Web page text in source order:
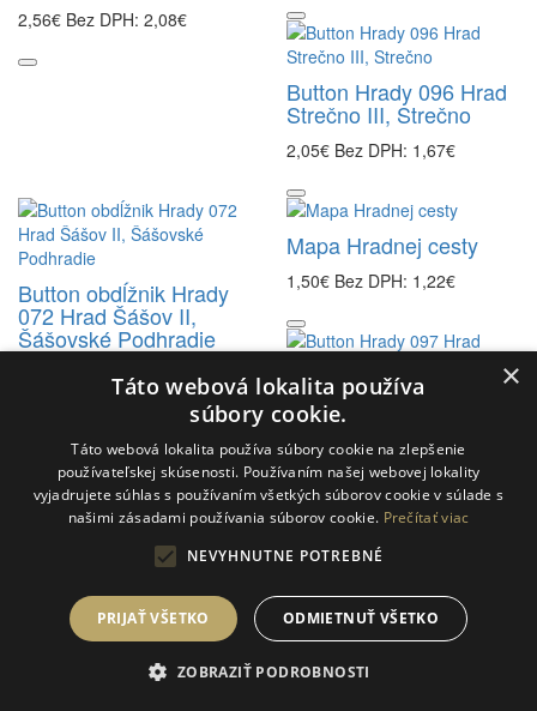
2,56€ Bez DPH: 2,08€
Button Hrady 096 Hrad
Strečno III, Strečno
2,05€ Bez DPH: 1,67€
Button obdĺžnik Hrady
072 Hrad Šášov II,
Šášovské Podhradie
Bez DPH: 2,08€
Mapa Hradnej cesty
1,50€ Bez DPH: 1,22€
Button Hrady 097 Hrad
Strečno IV, Strečno
2,05€Bez DPH: 1,67€
Button Hrady 098
Starhrad, Varín
Bez DPH: 1,67€
Button obdĺžnik Hrady
002 Hrad Banská
Bystrica, Banská
Bystrica
×
Táto webová lokalita používa
súbory cookie.
Táto webová lokalita používa súbory cookie na zlepšenie
používateľskej skúsenosti. Používaním našej webovej lokality
vyjadrujete súhlas s používaním všetkých súborov cookie v súlade s
našimi zásadami používania súborov cookie. Prečítať viac
NEVYHNUTNE POTREBNÉ
PRIJAŤ VŠETKO ODMIETNUŤ VŠETKO
ZOBRAZIŤ PODROBNOSTI